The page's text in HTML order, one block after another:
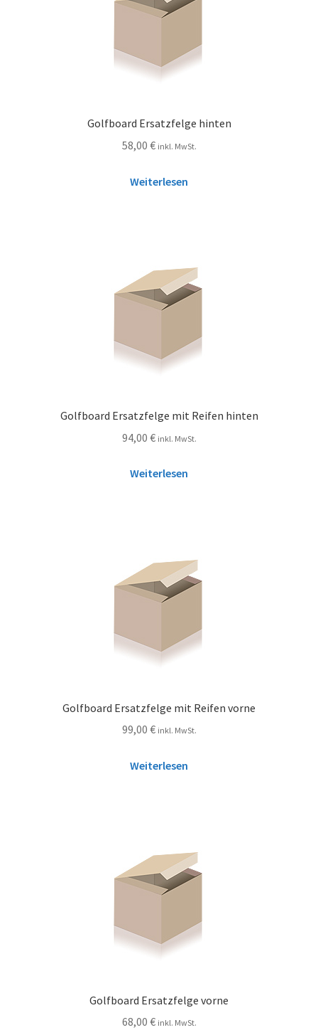
Golfboard Ersatzfelge hinten
58,00 € inkl. MwSt.
Weiterlesen
Golfboard Ersatzfelge mit Reifen hinten
94,00 € inkl. MwSt.
Weiterlesen
Golfboard Ersatzfelge mit Reifen vorne
99,00 € inkl. MwSt.
Weiterlesen
Golfboard Ersatzfelge vorne
68,00 € inkl. MwSt.